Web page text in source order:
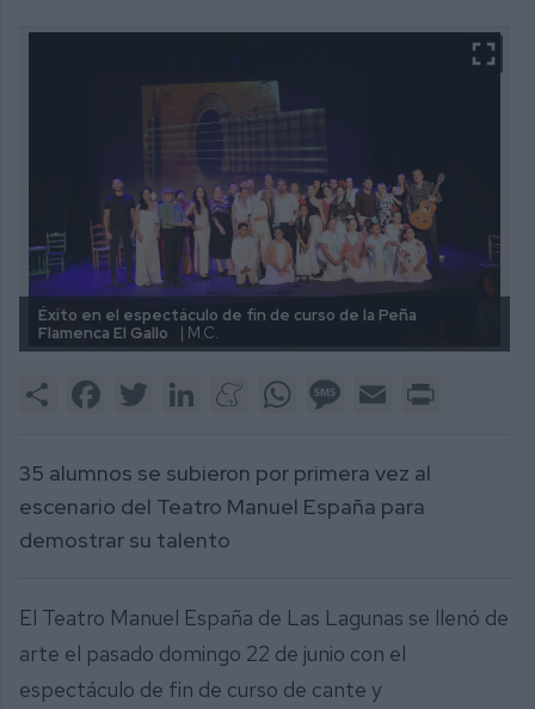
Éxito en el espectáculo de fin de curso de la Peña
Flamenca El Gallo
| M.C.
Share FacebookTwitter LinkedInMeneameWhatsAppMessage
Email
35 alumnos se subieron por primera vez al
escenario del Teatro Manuel España para
demostrar su talento
El Teatro Manuel España de Las Lagunas se llenó de
arte el pasado domingo 22 de junio con el
espectáculo de fin de curso de cante y